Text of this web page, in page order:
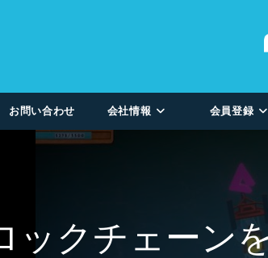
お問い合わせ 会社情報 会員登録
ックチェーン